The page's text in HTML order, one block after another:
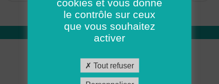
14 15 16 17
Qui sommes nous
Académie ADMR
cookies et vous donne
le contrôle sur ceux
que vous souhaitez
activer
Tout refuser